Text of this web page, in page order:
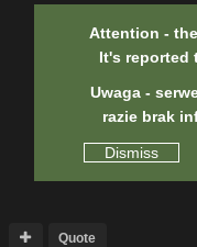
Attention -
It's reported
Uwaga -
razie brak
Dismiss
Quote